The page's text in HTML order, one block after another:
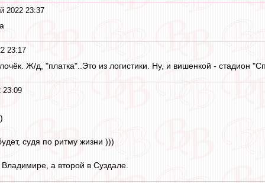
2022 23:37
23:17
Ж/д, "платка"..Это из логистики. Ну, и вишенкой - стадион
23:09
судя по ритму жизни )))
а второй в Суздале.